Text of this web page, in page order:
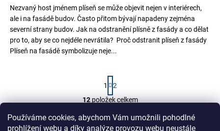
Používáme cookies, abychom Vám umožnili pohodlné
prohlížení webu a díky analýze provozu webu neustále
Nezvaný host jménem plíseň se může objevit nejen v interiérech,
ale i na fasádě budov. Často přitom bývají napadeny zejména
severní strany budov. Jak na odstranění plísně z fasády a co dělat
pro to, aby se co nejdéle nevrátila? Proč odstranit plíseň z fasády
Plíseň na fasádě symbolizuje neje...
O
v
l
S
t
r
n
k
1
2
12položek celkem
NAHORU